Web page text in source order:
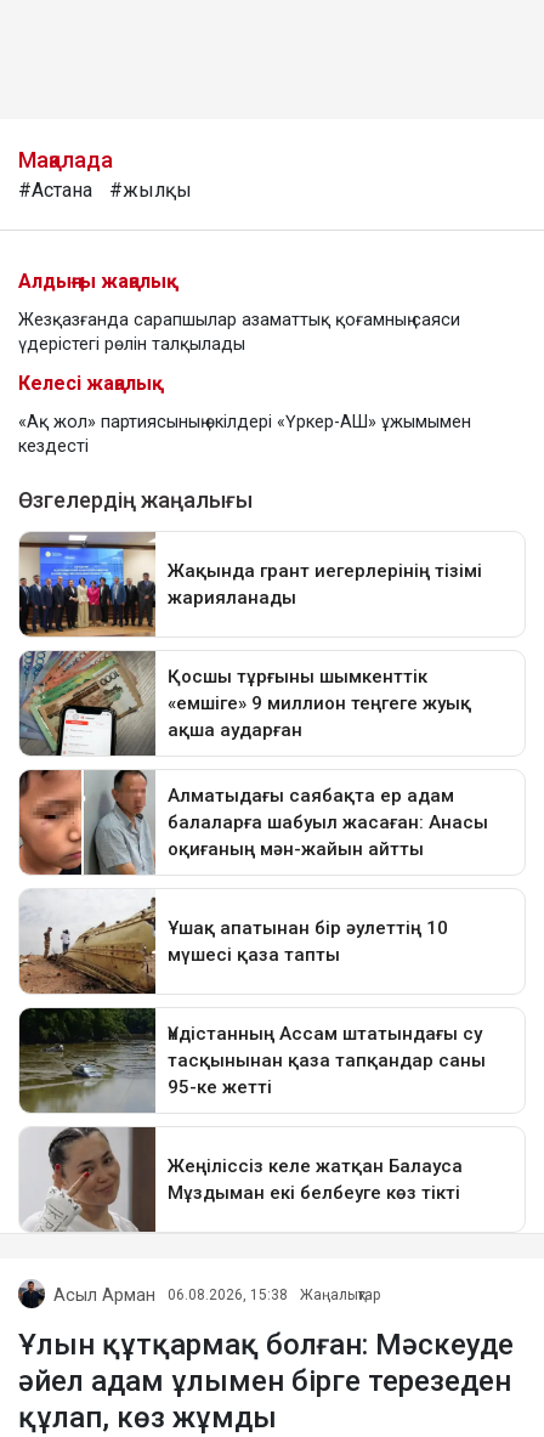
Мақалада
#Астана #жылқы
Алдыңғы жаңалық
Жезқазғанда сарапшылар азаматтық қоғамның саяси
үдерістегі рөлін талқылады
Келесі жаңалық
«Ақ жол» партиясының өкілдері «Үркер-АШ» ұжымымен
кездесті
Асыл Арман 06.08.2026, 15:38 Жаңалықтар
Ұлын құтқармақ болған: Мәскеуде
әйел адам ұлымен бірге терезеден
құлап, көз жұмды